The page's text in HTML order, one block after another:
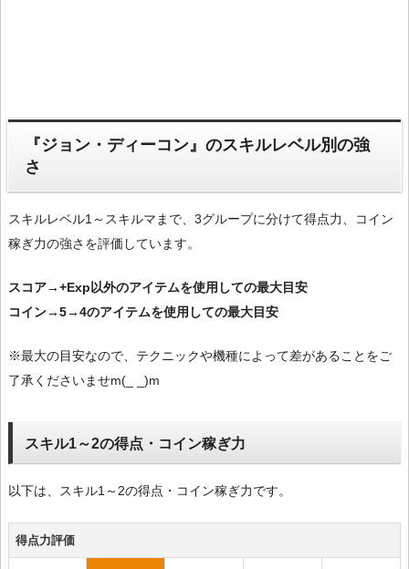
『ジョン・ディーコン』のスキルレベル別の強
さ
スキルレベル1～スキルマまで、3グループに分けて得点力、コイン
稼ぎ力の強さを評価しています。
スコア→+Exp以外のアイテムを使用しての最大目安
コイン→5→4のアイテムを使用しての最大目安
※最大の目安なので、テクニックや機種によって差があることをご
了承くださいませm(_ _)m
スキル1～2の得点・コイン稼ぎ力
以下は、スキル1～2の得点・コイン稼ぎ力です。
得点力評価